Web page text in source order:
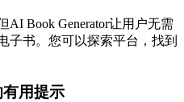
Book Generator让用户无需
子书。您可以探索平台，找到
用提示